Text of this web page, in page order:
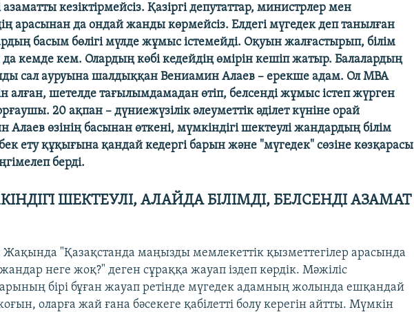
азаматты кезіктірмейсіз. Қазіргі депутаттар, министрлер мен
арасынан да ондай жанды көрмейсіз. Елдегі мүгедек деп танылған
басым бөлігі мүлде жұмыс істемейді. Оқуын жалғастырып, білім
кемде кем. Олардың көбі кедейдің өмірін кешіп жатыр. Балалардың
сал ауруына шалдыққан Вениамин Алаев – ерекше адам. Ол MBA
алған, шетелде тағылымдамадан өтіп, белсенді жұмыс істеп жүрген
20 ақпан – дүниежүзілік әлеуметтік әділет күніне орай
Алаев өзінің басынан өткені, мүмкіндігі шектеулі жандардың білім
ету құқығына қандай кедергі барын және "мүгедек" сөзіне көзқарасы
берді.
ШЕКТЕУЛІ, АЛАЙДА БІЛІМДІ, БЕЛСЕНДІ АЗАМАТ
Жақында "Қазақстанда маңызды мемлекеттік қызметтегілер арасында
неге жоқ?" деген сұраққа жауап іздеп көрдік. Мәжіліс
бірі бұған жауап ретінде мүгедек адамның жолында ешқандай
оларға жай ғана бәсекеге қабілетті болу керегін айтты. Мүмкін